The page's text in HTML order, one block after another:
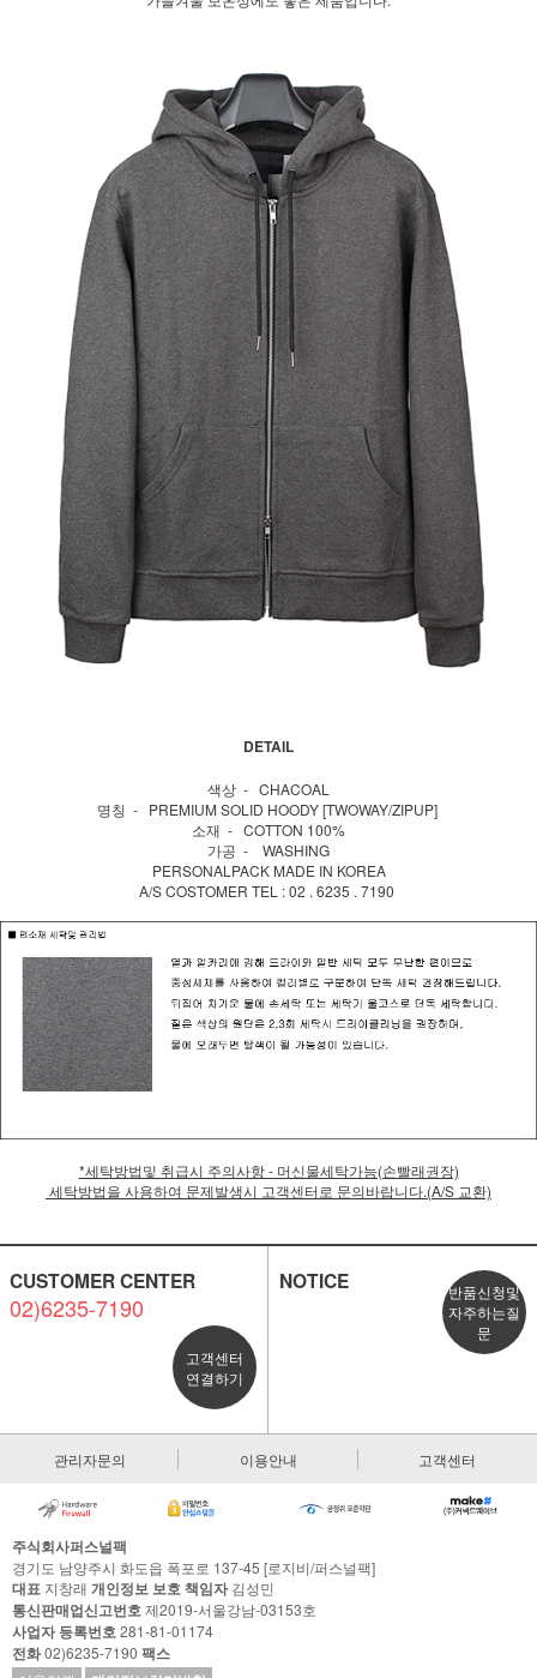
DETAIL
색상 - CHACOAL
명칭 - PREMIUM SOLID HOODY [TWOWAY/ZIPUP]
소재 - COTTON 100%
가공 - WASHING
PERSONALPACK MADE IN KOREA
A/S COSTOMER TEL : 02 . 6235 . 7190
*세탁방법및 취급시 주의사항 - 머신물세탁가능(손빨래권장)
세탁방법을 사용하여 문제발생시 고객센터로 문의바랍니다.(A/S 교환)
CUSTOMER CENTER
02)6235-7190
고객센터
연결하기
NOTICE
반품신청및
자주하는질
문
관리자문의 이용안내 고객센터
주식회사퍼스널팩
경기도 남양주시 화도읍 폭포로 137-45 [로지비/퍼스널팩]
대표 지창래 개인정보 보호 책임자김성민
통신판매업신고번호제2019-서울강남-03153호
사업자 등록번호281-81-01174
전화02)6235-7190 팩스